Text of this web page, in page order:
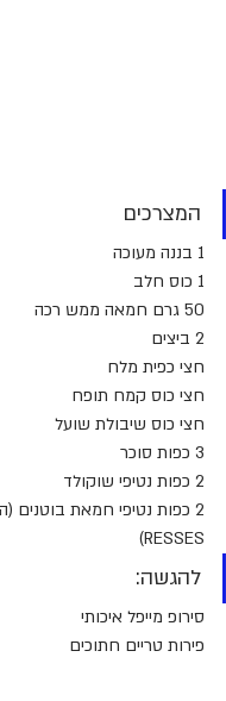
המצרכים
1 בננה מעוכה
1 כוס חלב
50 גרם חמאה ממש רכה
2 ביצים
חצי כפית מלח
חצי כוס קמח תופח
חצי כוס שיבולת שועל
3 כפות סוכר
2 כפות נטיפי שוקולד
2 כפות נטיפי חמאת
RESSES)
להגשה:
סירופ מייפל איכותי
פירות טריים חתוכים